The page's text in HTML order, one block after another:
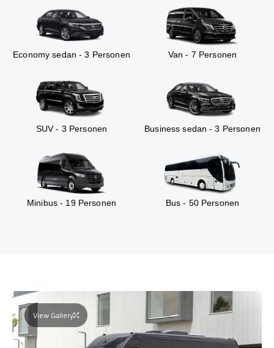
Economy sedan - 3 Personen Van - 7 Personen
SUV - 3 Personen Business sedan - 3 Personen
Minibus - 19 Personen Bus - 50 Personen
View Gallery